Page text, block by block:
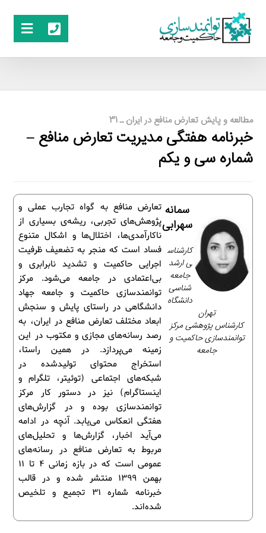
مطالعه و پایش تعارض منافع در ایران ـ 31
خبرنامه هفتگی مدیریت تعارض منافع –
شماره سی‌ و یکم
تعارض منافع به گواه تجارب عملی و
پژوهش‌های تجربی، ریشه‌ی بسیاری از
ناکارآمدی‌ها، اختلال‌ها و اشکال متنوع
فساد است که منجر به تضعیف ظرفیت
اجرایی حاکمیت و تشدید نابرابری و
بی‌اعتمادی در جامعه می‌شود. مرکز
توانمندسازی حاکمیت و جامعه جهاد
دانشگاهی در راستای پایش و سنجش
ابعاد مختلف تعارض منافع در ایران، به
رصد رسانه‌های مجازی و مکتوب در این
زمینه می‌پردازد. در همین راستا،
استخراج محتوای تولیدشده در
شبکه‌های اجتماعی (توئیتر، تلگرام و
اینستاگرام) نیز در دستور کار مرکز
توانمندسازی بوده و در گزارش‌های
هفتگی انعکاس می‌یابد. آنچه در ادامه
می‌آید اخبار، گزارش‌ها و تحلیل‌های
مربوط به تعارض منافع در رسانه‌های
عمومی است که در بازه زمانی 4 تا 11
بهمن 1399 منتشر شده و در قالب
خبرنامه شماره 31 تجمیع و تلخیص
شده‌اند.
سمانه
سهرابی
کارشناس
ی ارشد
جامعه‌
شناسی
دانشگاه
تهران
کارشناس پژوهشی مرکز
توانمندسازی حاکمیت و
جامعه